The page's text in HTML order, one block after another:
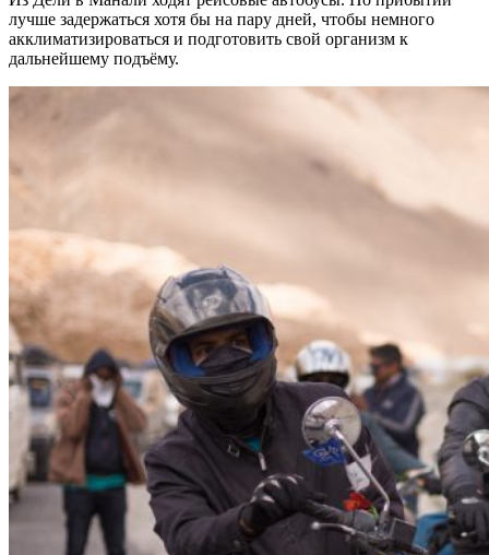
лучше задержаться хотя бы на пару дней, чтобы немного
акклиматизироваться и подготовить свой организм к
дальнейшему подъёму.